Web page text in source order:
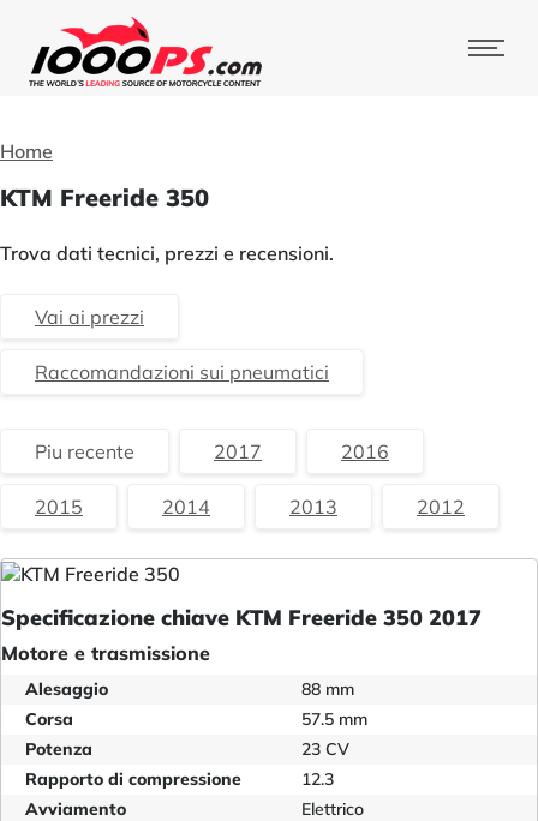
Home
KTM Freeride 350
Trova dati tecnici, prezzi e recensioni.
Vai ai prezzi
Raccomandazioni sui pneumatici
Piu recente 2017 2016
2015 2014 2013 2012
Specificazione chiave KTM Freeride 350 2017
Motore e trasmissione
Alesaggio
88 mm
Corsa
57.5 mm
Potenza
23 CV
Rapporto di compressione
12.3
Avviamento
Elettrico